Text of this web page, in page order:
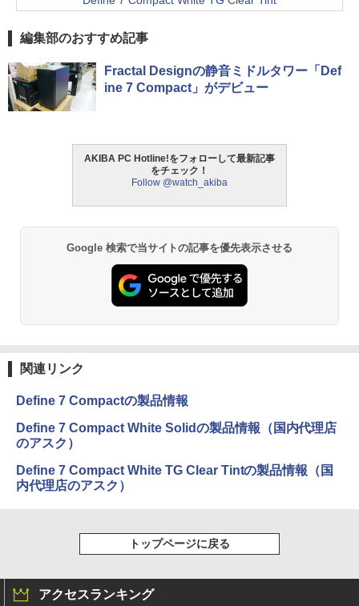
編集部のおすすめ記事
Fractal Designの静音ミドルタワー「Def
ine 7 Compact」がデビュー
AKIBA PC Hotline!をフォローして最新記事
をチェック！
Follow @watch_akiba
Google 検索で当サイトの記事を優先表示させる
関連リンク
Define 7 Compactの製品情報
Define 7 Compact White Solidの製品情報（国内代理店
のアスク）
Define 7 Compact White TG Clear Tintの製品情報（国
内代理店のアスク）
トップページに戻る
アクセスランキング